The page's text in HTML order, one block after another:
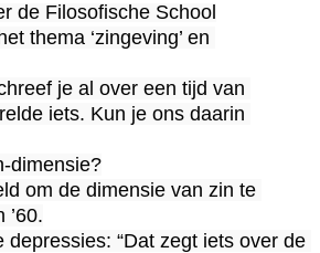
thema ‘zingeving’ en
je al over een tijd van
iets. Kun je ons daarin
om de dimensie van zin te
depressies: “Dat zegt iets over de